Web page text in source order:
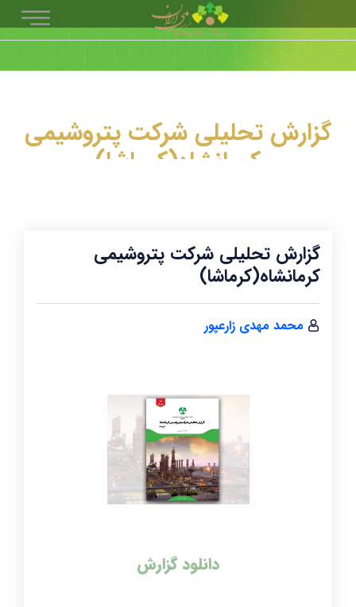
گزارش تحلیلی شرکت پتروشیمی
کرمانشاه(کرماشا)
گزارش تحلیلی شرکت پتروشیمی
کرمانشاه(کرماشا)
محمد مهدی زارعپور
دانلود گزارش